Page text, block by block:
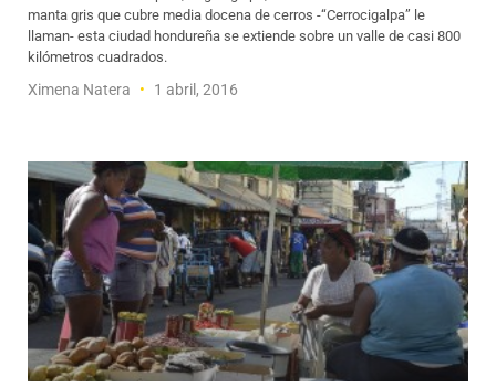
manta gris que cubre media docena de cerros -“Cerrocigalpa” le
llaman- esta ciudad hondureña se extiende sobre un valle de casi 800
kilómetros cuadrados.
Ximena Natera 1 abril, 2016